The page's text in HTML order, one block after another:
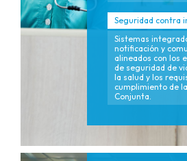
Seguridad contra
Sistemas
notificación y
alineados con los
de seguridad de
la salud y los
cumplimiento de
Conjunta.